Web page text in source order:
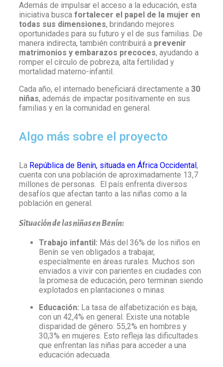
Además de impulsar el acceso a la educación, esta
iniciativa busca fortalecer el papel de la mujer en
todas sus dimensiones, brindando mejores
oportunidades para su futuro y el de sus familias. De
manera indirecta, también contribuirá a prevenir
matrimonios y embarazos precoces, ayudando a
romper el círculo de pobreza, alta fertilidad y
mortalidad materno-infantil.
Cada año, el internado beneficiará directamente a 30
niñas, además de impactar positivamente en sus
familias y en la comunidad en general.
Algo más sobre el proyecto
La República de Benín, situada en África Occidental,
cuenta con una población de aproximadamente 13,7
millones de personas. El país enfrenta diversos
desafíos que afectan tanto a las niñas como a la
población en general.
Situación de las niñas en Benín:
Trabajo infantil: Más del 36% de los niños en
Benín se ven obligados a trabajar,
especialmente en áreas rurales. Muchos son
enviados a vivir con parientes en ciudades con
la promesa de educación, pero terminan siendo
explotados en plantaciones o minas.
Educación: La tasa de alfabetización es baja,
con un 42,4% en general. Existe una notable
disparidad de género: 55,2% en hombres y
30,3% en mujeres. Esto refleja las dificultades
que enfrentan las niñas para acceder a una
educación adecuada.